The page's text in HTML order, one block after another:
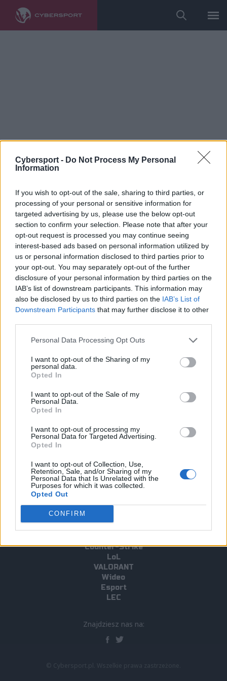
Cybersport - Do Not Process My Personal
Information
If you wish to opt-out of the sale, sharing to third parties, or
processing of your personal or sensitive information for
targeted advertising by us, please use the below opt-out
section to confirm your selection. Please note that after your
opt-out request is processed you may continue seeing
interest-based ads based on personal information utilized by
us or personal information disclosed to third parties prior to
your opt-out. You may separately opt-out of the further
disclosure of your personal information by third parties on the
IAB’s list of downstream participants. This information may
also be disclosed by us to third parties on the IAB’s List of
Downstream Participants that may further disclose it to other
Personal Data Processing Opt Outs
I want to opt-out of the Sharing of my
personal data.
Opted In
I want to opt-out of the Sale of my
Personal Data.
Opted In
I want to opt-out of processing my
Personal Data for Targeted Advertising.
Opted In
I want to opt-out of Collection, Use,
Retention, Sale, and/or Sharing of my
Personal Data that Is Unrelated with the
Purposes for which it was collected.
Opted Out
CONFIRM
Rybson o aferze z Xayoo, nowym
projekcie pod szyldem FMS i
wpływie KMF na polski esport
[WYWIAD]
Agnieszka Żyto
Podczas Red Bull Phase Rush rozmówcą Agi Żyto
był Artur "Rybson" Gębicz. Leśnik Fajnie Mieć
Skład opowiedział m.in. o swojej reakcji na aferę
kontynuowaniu zmagań pod nową nazwą,
obecnej formie drużyny i planie na trwający split
Rift Legends oraz o tym, czy i w jakim stopniu
Kiedyś Miałem Fun wpłynęło na stan polskiego
esportu.
#Xayoo #Rybson #Artur "Rybson" Gębicz
#Kiedyś Miałem Fun #Rift Legends #KMF #FMS #Fajnie M
Counter-Strike
LoL
VALORANT
Wideo
Esport
LEC
Znajdziesz nas na: